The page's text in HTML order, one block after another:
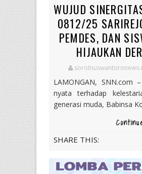
WUJUD
0812/25
PEMDES, DAN
HIJAUKAN
LAMONGAN, SNN.com
nyata terhadap
generasi muda, Babinsa
SHARE THIS: